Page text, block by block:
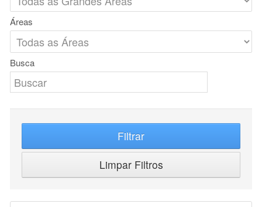
Áreas
Busca
Filtrar
Limpar Filtros